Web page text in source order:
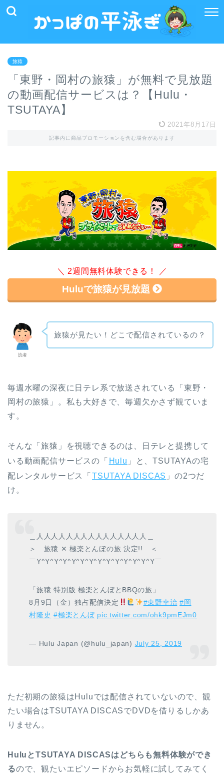
旅猿
「東野・岡村の旅猿」が無料で見放題
の動画配信サービスは？【Hulu・
TSUTAYA】
2021年8月17日
記事内に商品プロモーションを含む場合があります
＼ 2週間無料体験できる！ ／
Huluで旅猿が見放題
読者
旅猿が見たい！どこで配信されているの？
毎週水曜の深夜に日テレ系で放送されている「東野・
岡村の旅猿」。私も大好きで、毎週欠かさず観ていま
す。
そんな「旅猿」を視聴できるのは、日テレと提携して
いる動画配信サービスの「 Hulu 」と、TSUTAYAの宅
配レンタルサービス「 TSUTAYA DISCAS 」の2つだ
け。
＿人人人人人人人人人人人人人人人＿
＞ 旅猿 ✕ 極楽とんぼの旅 決定!! ＜
￣Y^Y^Y^Y^Y^Y^Y^Y^Y^Y^Y^Y^Y^Y￣
「旅猿 特別版 極楽とんぼとBBQの旅」
8月9日（金）独占配信決定
#東野幸治 #岡
村隆史 #極楽とんぼ pic.twitter.com/ohk9pmEJm0
— Hulu Japan (@hulu_japan) July 25, 2019
ただ初期の旅猿はHuluでは配信されていないので、観
たい場合はTSUTAYA DISCASでDVDを借りるしかあ
りません。
HuluとTSUTAYA DISCASはどちらも無料体験ができ
るので、観たいエピソードからお気軽に試してみてく